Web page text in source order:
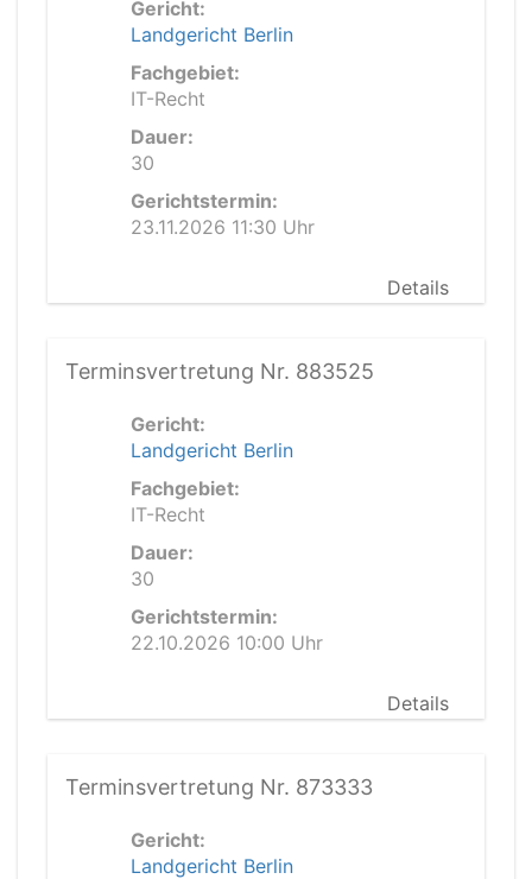
Gericht:
Landgericht Berlin
Fachgebiet:
IT-Recht
Dauer:
30
Gerichtstermin:
23.11.2026 11:30 Uhr
Details
Terminsvertretung Nr. 883525
Gericht:
Landgericht Berlin
Fachgebiet:
IT-Recht
Dauer:
30
Gerichtstermin:
22.10.2026 10:00 Uhr
Details
Terminsvertretung Nr. 873333
Gericht:
Landgericht Berlin